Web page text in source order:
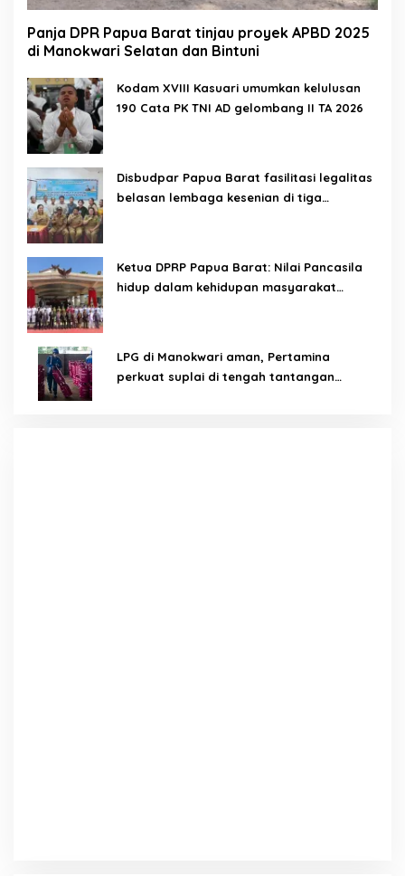
Panja DPR Papua Barat tinjau proyek APBD 2025
di Manokwari Selatan dan Bintuni
Kodam XVIII Kasuari umumkan kelulusan
190 Cata PK TNI AD gelombang II TA 2026
Disbudpar Papua Barat fasilitasi legalitas
belasan lembaga kesenian di tiga
Ketua DPRP Papua Barat: Nilai Pancasila
hidup dalam kehidupan masyarakat
LPG di Manokwari aman, Pertamina
perkuat suplai di tengah tantangan